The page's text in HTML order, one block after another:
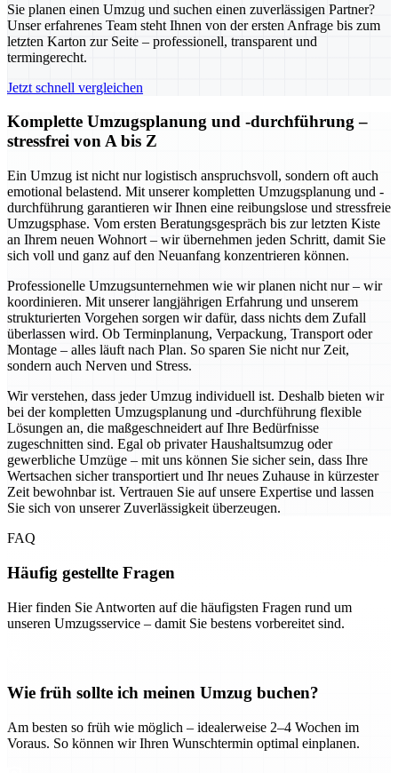
Sie planen einen Umzug und suchen einen zuverlässigen Partner?
Unser erfahrenes Team steht Ihnen von der ersten Anfrage bis zum
letzten Karton zur Seite – professionell, transparent und
termingerecht.
Jetzt schnell vergleichen
Komplette Umzugsplanung und -durchführung –
stressfrei von A bis Z
Ein Umzug ist nicht nur logistisch anspruchsvoll, sondern oft auch
emotional belastend. Mit unserer kompletten Umzugsplanung und -
durchführung garantieren wir Ihnen eine reibungslose und stressfreie
Umzugsphase. Vom ersten Beratungsgespräch bis zur letzten Kiste
an Ihrem neuen Wohnort – wir übernehmen jeden Schritt, damit Sie
sich voll und ganz auf den Neuanfang konzentrieren können.
Professionelle Umzugsunternehmen wie wir planen nicht nur – wir
koordinieren. Mit unserer langjährigen Erfahrung und unserem
strukturierten Vorgehen sorgen wir dafür, dass nichts dem Zufall
überlassen wird. Ob Terminplanung, Verpackung, Transport oder
Montage – alles läuft nach Plan. So sparen Sie nicht nur Zeit,
sondern auch Nerven und Stress.
Wir verstehen, dass jeder Umzug individuell ist. Deshalb bieten wir
bei der kompletten Umzugsplanung und -durchführung flexible
Lösungen an, die maßgeschneidert auf Ihre Bedürfnisse
zugeschnitten sind. Egal ob privater Haushaltsumzug oder
gewerbliche Umzüge – mit uns können Sie sicher sein, dass Ihre
Wertsachen sicher transportiert und Ihr neues Zuhause in kürzester
Zeit bewohnbar ist. Vertrauen Sie auf unsere Expertise und lassen
Sie sich von unserer Zuverlässigkeit überzeugen.
FAQ
Häufig gestellte Fragen
Hier finden Sie Antworten auf die häufigsten Fragen rund um
unseren Umzugsservice – damit Sie bestens vorbereitet sind.
Wie früh sollte ich meinen Umzug buchen?
Am besten so früh wie möglich – idealerweise 2–4 Wochen im
Voraus. So können wir Ihren Wunschtermin optimal einplanen.